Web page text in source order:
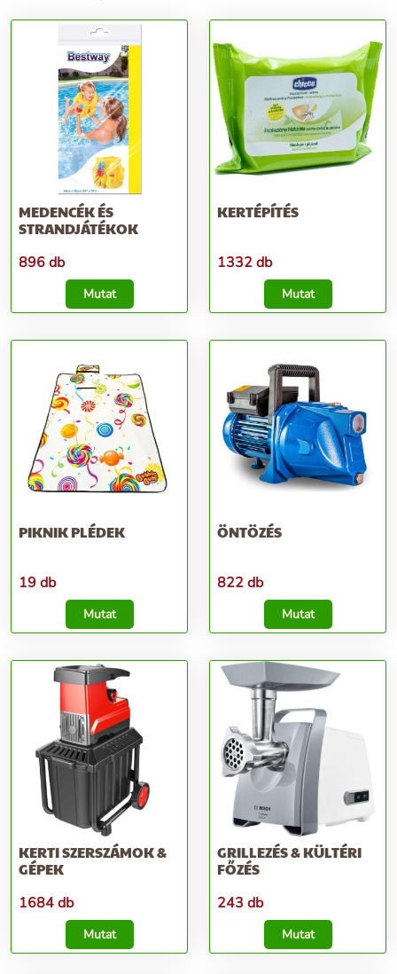
MEDENCÉK ÉS
STRANDJÁTÉKOK
896 db
Mutat
KERTÉPÍTÉS
1332 db
Mutat
PIKNIK PLÉDEK
19 db
Mutat
ÖNTÖZÉS
822 db
Mutat
KERTI SZERSZÁMOK &
GÉPEK
1684 db
Mutat
GRILLEZÉS & KÜLTÉRI
FŐZÉS
243 db
Mutat